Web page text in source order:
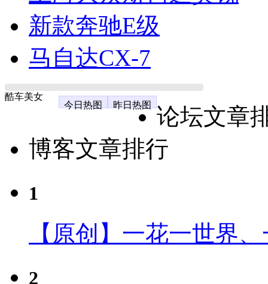
新款奔驰E级
马自达CX-7
酷车美女
今日热图
昨日热图
论坛文章
博客文章排行
1
【原创】一花一世界
2